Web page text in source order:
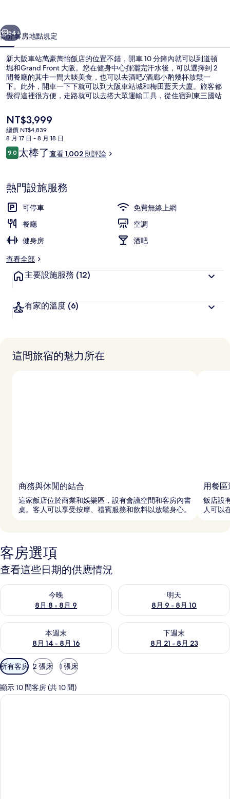
萬
怡
飯
店
的
相
片
集
個 下一個
54+
簡介客房地點規定
新大阪車站萬豪萬怡飯店的位置不錯，開車 10 分鐘內就可以到道頓
堀和Grand Front 大阪。您在健身中心揮灑完汗水後，可以選擇到 2
間餐廳的其中一間大啖美食，也可以去酒吧/酒廊小酌幾杯放鬆一
下。此外，開車一下下就可以到大阪車站城和梅田藍天大廈。旅客都
覺得這裡很方便，走路就可以去搭大眾運輸工具，從住宿到東三國站
目
前
的
價
格
NT$3,999
總價 NT$4,839
8 月 17 日 - 8 月 18 日
評
論
9.09.0 分，滿分 10 分，
太棒了查看 1,002 則評論
熱門設施服務
可停車
免費無線上網
餐廳
空調
健身房
酒吧
查看全部
主要設施服務 (12)
有家的溫度 (6)
這間旅宿的魅力所在
商務與休閒的結合
這家飯店位於商業和娛樂區，設有會議空間和客房內書
桌。客人可以享受按摩、禮賓服務和飲料以放鬆身心。
用餐
飯店設
人可以
客房選項
查看這些日期的供應情況
今晚
8月 8 - 8月 9
查看今晚 (8月 8 - 8月 9) 的供應情況
明天
8月 9 - 8月 10
查看明天 (8月 9 - 8月 10) 的供
本週末
8月 14 - 8月 16
查看本週末 (8月 14 - 8月 16) 的供應情況
下週末
8月 21 - 8月 23
查看下週末 (8月 21 - 8月 23)
可
用
的
客
所有客房 2 張床 1 張床
顯示 10 間客房 (共 10 間)